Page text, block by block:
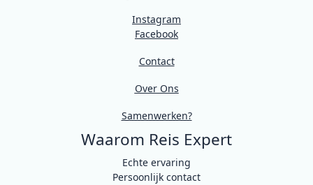
Instagram
Facebook
Contact
Over Ons
Samenwerken?
Waarom Reis Expert
Echte ervaring
Persoonlijk contact